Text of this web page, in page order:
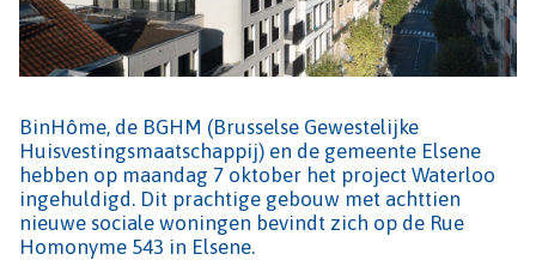
BinHôme, de BGHM (Brusselse Gewestelijke
Huisvestingsmaatschappij) en de gemeente Elsene
hebben op maandag 7 oktober het project Waterloo
ingehuldigd. Dit prachtige gebouw met achttien
nieuwe sociale woningen bevindt zich op de Rue
Homonyme 543 in Elsene.